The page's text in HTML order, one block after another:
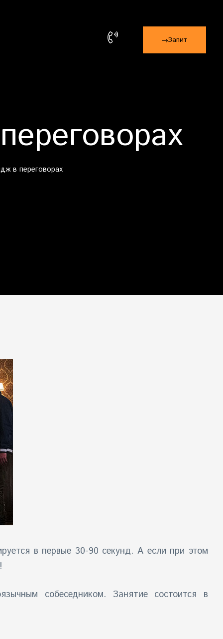
Запит
в переговорах
в первые 30-90 секунд. А если при этом
собеседником. Занятие состоится в